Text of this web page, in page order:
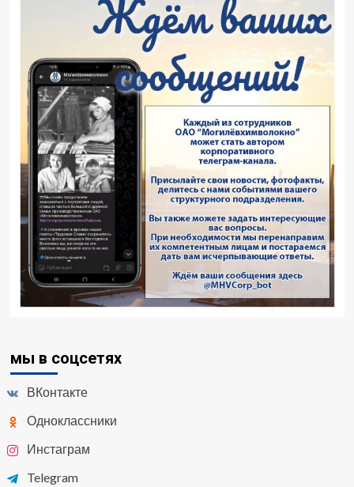
мы в соцсетях
ВКонтакте
Одноклассники
Инстаграм
Telegram